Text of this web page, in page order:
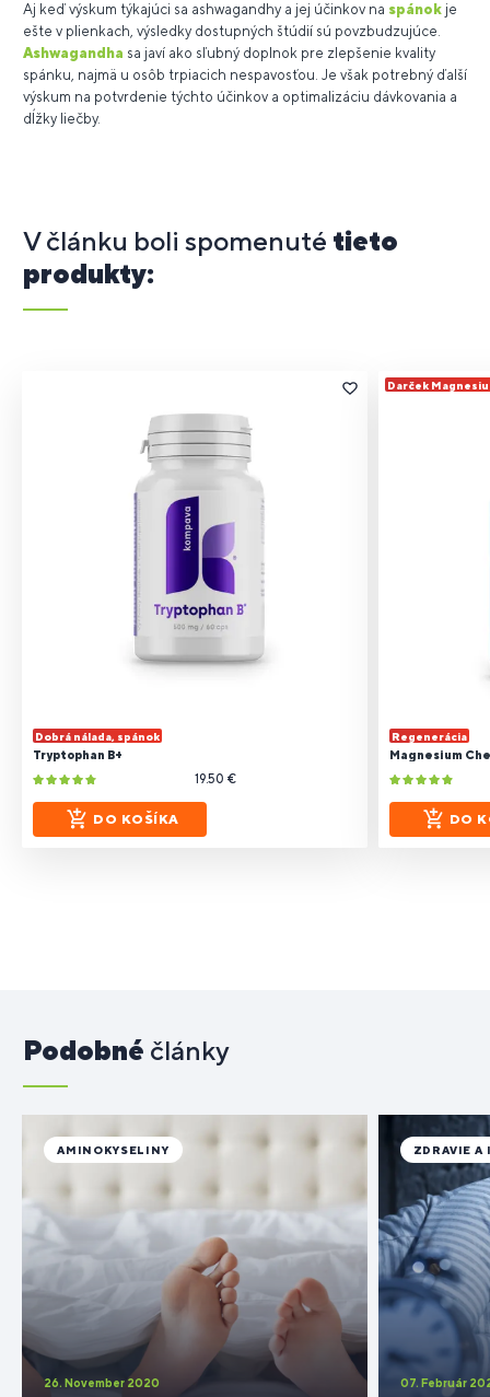
Aj keď výskum týkajúci sa ashwagandhy a jej účinkov na spánok je
ešte v plienkach, výsledky dostupných štúdií sú povzbudzujúce.
Ashwagandha sa javí ako sľubný doplnok pre zlepšenie kvality
spánku, najmä u osôb trpiacich nespavosťou. Je však potrebný ďalší
výskum na potvrdenie týchto účinkov a optimalizáciu dávkovania a
dĺžky liečby.
V článku boli spomenuté tieto
produkty:
Dobrá nálada, spánok
Tryptophan B+
19.50 €
DO KOŠÍKA
Darček
Regenerácia
Magnesium
DO
Podobné články
26. November 2020
AMINOKYSELINY
07. Február
ZDRAVIE A